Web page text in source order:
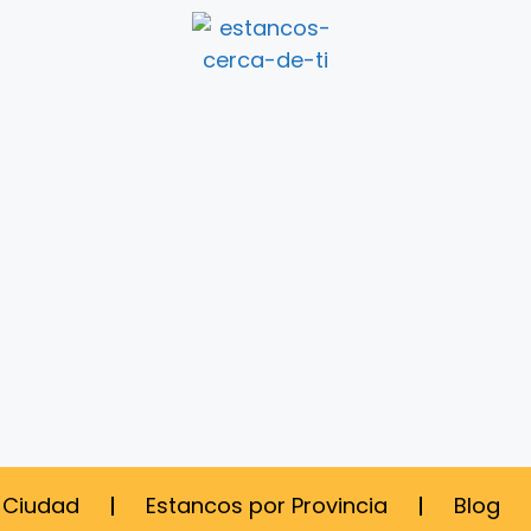
Estancos por Provincia Blog